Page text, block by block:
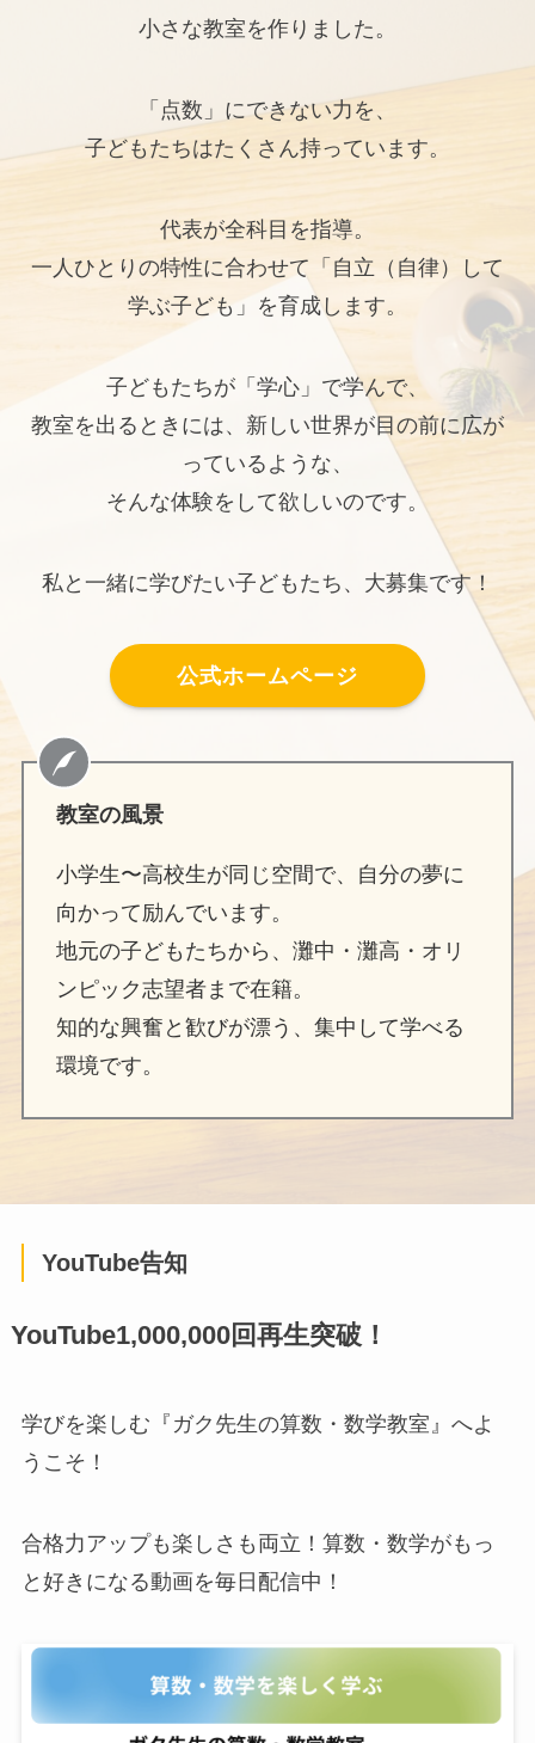
小さな教室を作りました。
「点数」にできない力を、
子どもたちはたくさん持っています。
代表が全科目を指導。
一人ひとりの特性に合わせて「自立（自律）して
学ぶ子ども」を育成します。
子どもたちが「学心」で学んで、
教室を出るときには、新しい世界が目の前に広が
っているような、
そんな体験をして欲しいのです。
私と一緒に学びたい子どもたち、大募集です！
公式ホームページ
教室の風景
小学生〜高校生が同じ空間で、自分の夢に
向かって励んでいます。
地元の子どもたちから、灘中・灘高・オリ
ンピック志望者まで在籍。
知的な興奮と歓びが漂う、集中して学べる
環境です。
YouTube告知
YouTube1,000,000回再生突破！
学びを楽しむ『ガク先生の算数・数学教室』へよ
うこそ！
合格力アップも楽しさも両立！算数・数学がもっ
と好きになる動画を毎日配信中！